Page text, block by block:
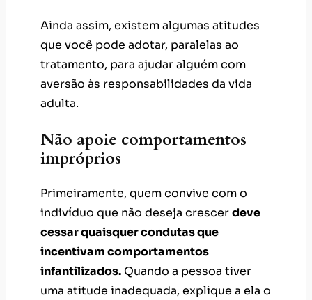
Não apoie comportamentos
impróprios
Primeiramente, quem convive com o
cessar quaisquer condutas que
incentivam comportamentos
uma atitude inadequada, explique a ela o
porquê e a encoraje a assumir a
responsabilidade pelo que fez ou disse.
Da mesma forma, parabenize-a por
tomar boas decisões.